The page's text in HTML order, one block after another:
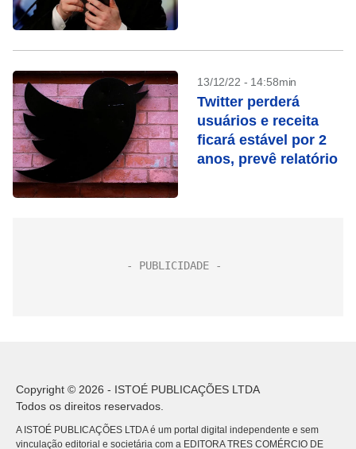
13/12/22 - 14:58min
Twitter perderá
usuários e receita
ficará estável por 2
anos, prevê relatório
Copyright © 2026 - ISTOÉ PUBLICAÇÕES LTDA
Todos os direitos reservados.
A ISTOÉ PUBLICAÇÕES LTDA é um portal digital independente e sem
vinculação editorial e societária com a EDITORA TRES COMÉRCIO DE